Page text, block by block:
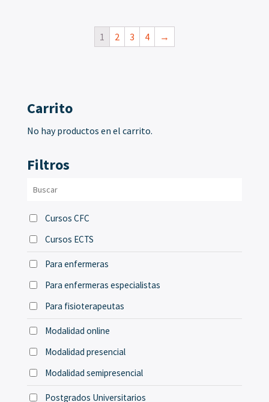
1 2 3 4 →
Carrito
No hay productos en el carrito.
Filtros
Cursos CFC
Cursos ECTS
Para enfermeras
Para enfermeras especialistas
Para fisioterapeutas
Modalidad online
Modalidad presencial
Modalidad semipresencial
Postgrados Universitarios